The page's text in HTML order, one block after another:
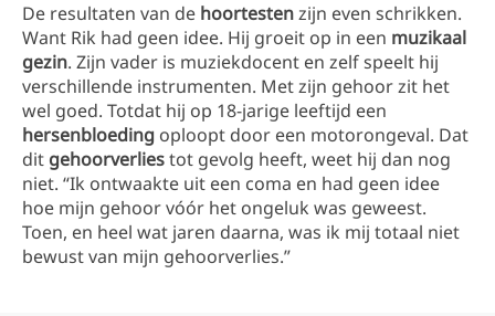
De resultaten van de hoortestenzijn even schrikken.
Want Rik had geen idee. Hij groeit op in een muzikaal
gezin. Zijn vader is muziekdocent en zelf speelt hij
verschillende instrumenten. Met zijn gehoor zit het
wel goed. Totdat hij op 18-jarige leeftijd een
hersenbloeding oploopt door een motorongeval. Dat
dit gehoorverliestot gevolg heeft, weet hij dan nog
niet. “Ik ontwaakte uit een coma en had geen idee
hoe mijn gehoor vóór het ongeluk was geweest.
Toen, en heel wat jaren daarna, was ik mij totaal niet
bewust van mijn gehoorverlies.”